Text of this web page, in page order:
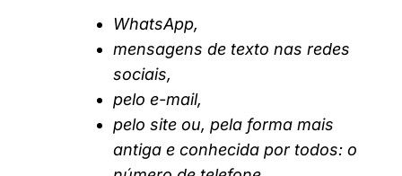
WhatsApp,
mensagens de texto nas redes
sociais,
pelo e-mail,
pelo site ou, pela forma mais
antiga e conhecida por todos: o